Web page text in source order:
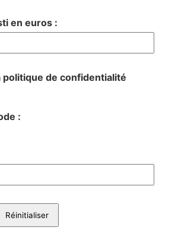
en euros :
politique de confidentialité
: